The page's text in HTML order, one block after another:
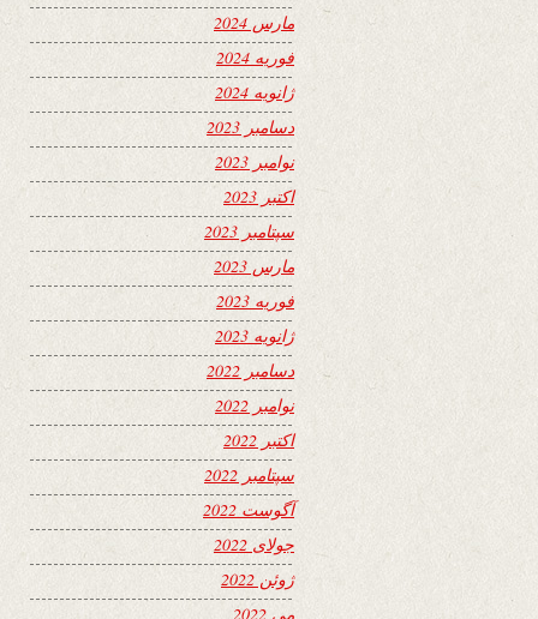
مارس 2024
فوریه 2024
ژانویه 2024
دسامبر 2023
نوامبر 2023
اکتبر 2023
سپتامبر 2023
مارس 2023
فوریه 2023
ژانویه 2023
دسامبر 2022
نوامبر 2022
اکتبر 2022
سپتامبر 2022
آگوست 2022
جولای 2022
ژوئن 2022
می 2022